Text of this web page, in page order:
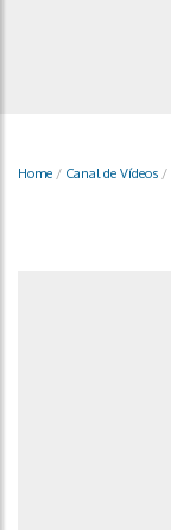
Home / Canal de Vídeos /